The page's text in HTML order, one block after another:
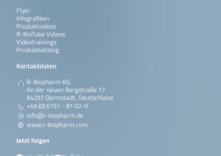
Flyer
Infografiken
Produktvideos
R-BioTube Videos
Videotrainings
Produktkatalog
Kontaktdaten
R-Biopharm AG
An der neuen Bergstraße 17
64297 Darmstadt, Deutschland
+49 (0) 6151 - 81 02-0
info@r-biopharm.de
www.r-biopharm.com
Jetzt folgen